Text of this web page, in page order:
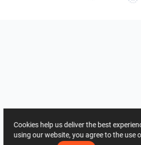
Cookies help us deliver the best
using our website, you agree to the use